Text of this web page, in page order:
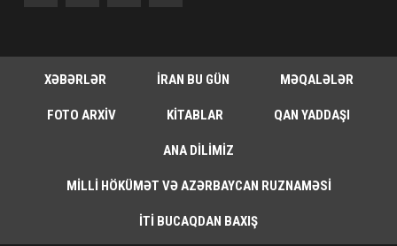
XƏBƏRLƏR İRAN BU GÜN MƏQALƏLƏR
FOTO ARXIV KITABLAR QAN YADDAŞI
ANA DILIMIZ
MILLI HÖKÜMƏT VƏ AZƏRBAYCAN RUZNAMƏSI
İTI BUCAQDAN BAXIŞ